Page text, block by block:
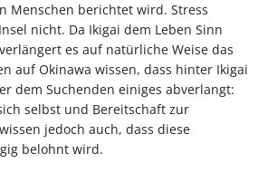
Menschen berichtet wird. Stress
nicht. Da Ikigai dem Leben Sinn
es auf natürliche Weise das
auf Okinawa wissen, dass hinter Ikigai
dem Suchenden einiges abverlangt:
selbst und Bereitschaft zur
jedoch auch, dass diese
belohnt wird.